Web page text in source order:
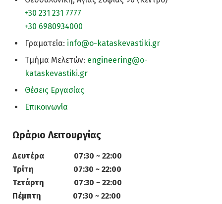
+30 231 231 7777
+30 6980934000
Γραματεία: info@o-kataskevastiki.gr
Τμήμα Μελετών: engineering@o-
kataskevastiki.gr
Θέσεις Εργασίας
Επικοινωνία
Ωράριο Λειτουργίας
Δευτέρα 07:30 ~ 22:00
Τρίτη 07:30 ~ 22:00
Τετάρτη 07:30 ~ 22:00
Πέμπτη 07:30 ~ 22:00